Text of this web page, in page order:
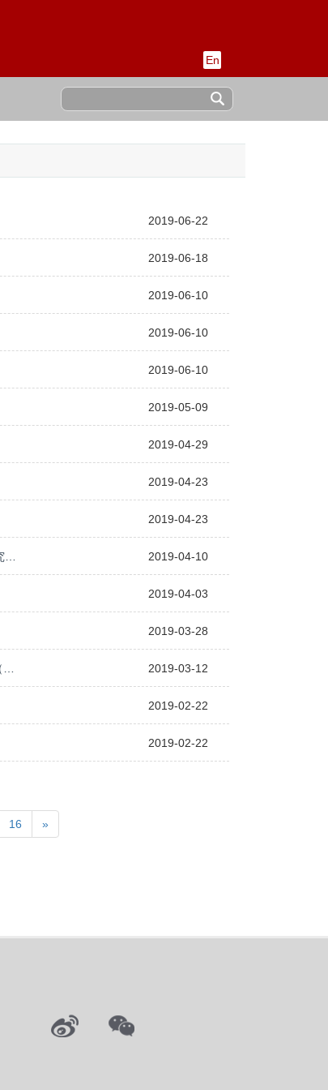
En
2019-06-22
2019-06-18
2019-06-10
2019-06-10
2019-06-10
2019-05-09
2019-04-29
2019-04-23
2019-04-23
2019-04-10
2019-04-03
2019-03-28
2019-03-12
2019-02-22
2019-02-22
16 »